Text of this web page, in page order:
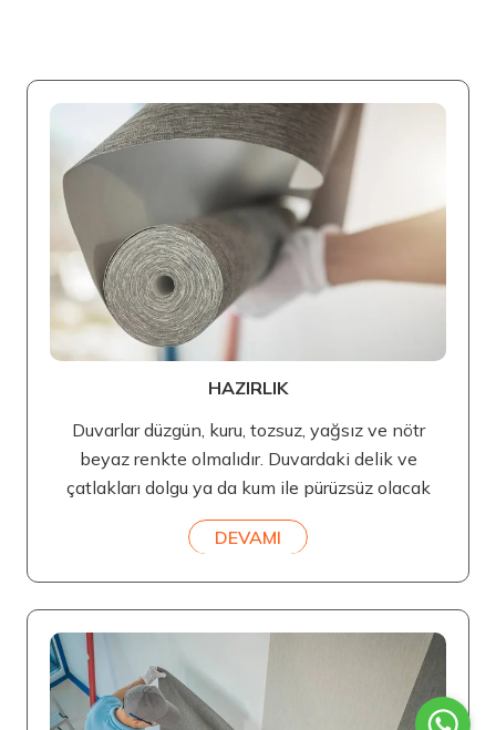
HAZIRLIK
Duvarlar düzgün, kuru, tozsuz, yağsız ve nötr
beyaz renkte olmalıdır. Duvardaki delik ve
çatlakları dolgu ya da kum ile pürüzsüz olacak
DEVAMI